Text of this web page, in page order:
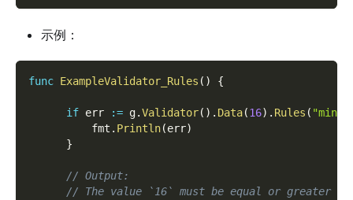
示例：
func ExampleValidator_Rules ( ) {
if err := g.Validator( ) . Data(16) . Rules (
          fmt
. Println(err)
}
// Output:
// The value `16` must be equal or greater